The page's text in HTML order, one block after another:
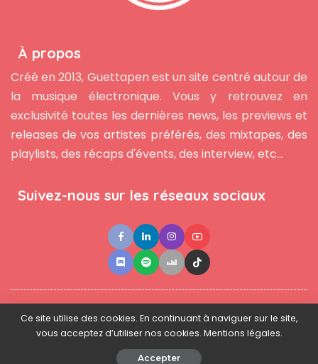
À propos
Créé en 2013, Guettapen est un site centré autour de
la musique électronique. Vous y retrouvez en
exclusivité toutes les dernières news, les previews et
releases de vos artistes préférés, des mixtapes, des
playlists, des récaps d'évents, des interview, etc...
Suivez-nous sur les réseaux sociaux
Contact ●Newsletter ● L'équipe ● Mentions légales
© 2025 - www.guettapen.com - Tous droits réservés.
Ce site utilise des cookies. En continuant à naviguer sur le site,
vous acceptez d’utiliser nos cookies. Mentions légales.
Accepter